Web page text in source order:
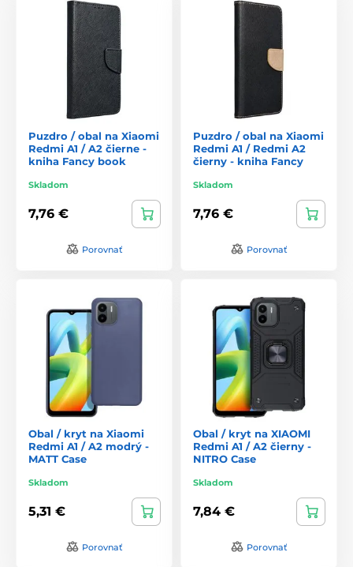
Puzdro / obal na Xiaomi
Redmi A1 / A2 čierne -
kniha Fancy book
Skladom
7,76 €
Porovnať
Puzdro / obal na Xiaomi
Redmi A1 / Redmi A2
čierny - kniha Fancy
Skladom
7,76 €
Porovnať
Obal / kryt na Xiaomi
Redmi A1 / A2 modrý -
MATT Case
Skladom
5,31 €
Porovnať
Obal / kryt na XIAOMI
Redmi A1 / A2 čierny -
NITRO Case
Skladom
7,84 €
Porovnať